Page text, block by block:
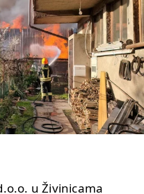
u Živinicama